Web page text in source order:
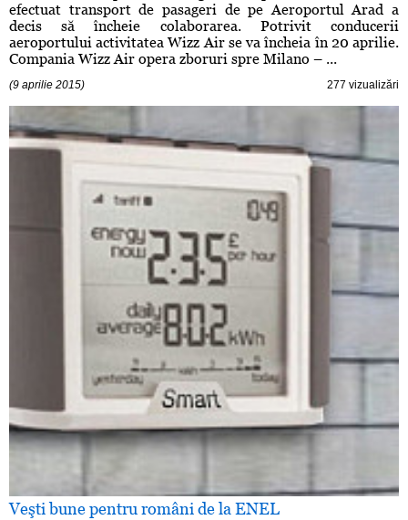
efectuat transport de pasageri de pe Aeroportul Arad a
decis să încheie colaborarea. Potrivit conducerii
aeroportului activitatea Wizz Air se va încheia în 20 aprilie.
Compania Wizz Air opera zboruri spre Milano – ...
(9 aprilie 2015) 277 vizualizări
Veşti bune pentru români de la ENEL